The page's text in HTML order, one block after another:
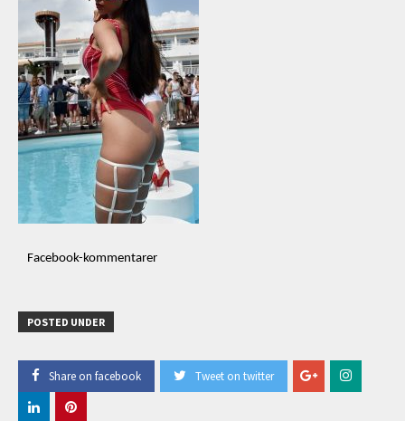
Facebook-kommentarer
POSTED UNDER
Share on facebook Tweet on twitter